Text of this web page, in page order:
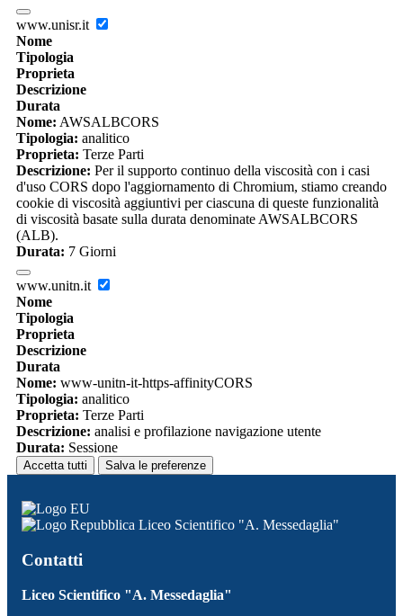
www.unisr.it
Nome
Tipologia
Proprieta
Descrizione
Durata
Nome: AWSALBCORS
Tipologia: analitico
Proprieta: Terze Parti
Descrizione: Per il supporto continuo della viscosità con i casi
d'uso CORS dopo l'aggiornamento di Chromium, stiamo creando
cookie di viscosità aggiuntivi per ciascuna di queste funzionalità
di viscosità basate sulla durata denominate AWSALBCORS
(ALB).
Durata: 7 Giorni
www.unitn.it
Nome
Tipologia
Proprieta
Descrizione
Durata
Nome: www-unitn-it-https-affinityCORS
Tipologia: analitico
Proprieta: Terze Parti
Descrizione: analisi e profilazione navigazione utente
Durata: Sessione
Accetta tutti Salva le preferenze
Liceo Scientifico "A. Messedaglia"
Contatti
Liceo Scientifico "A. Messedaglia"